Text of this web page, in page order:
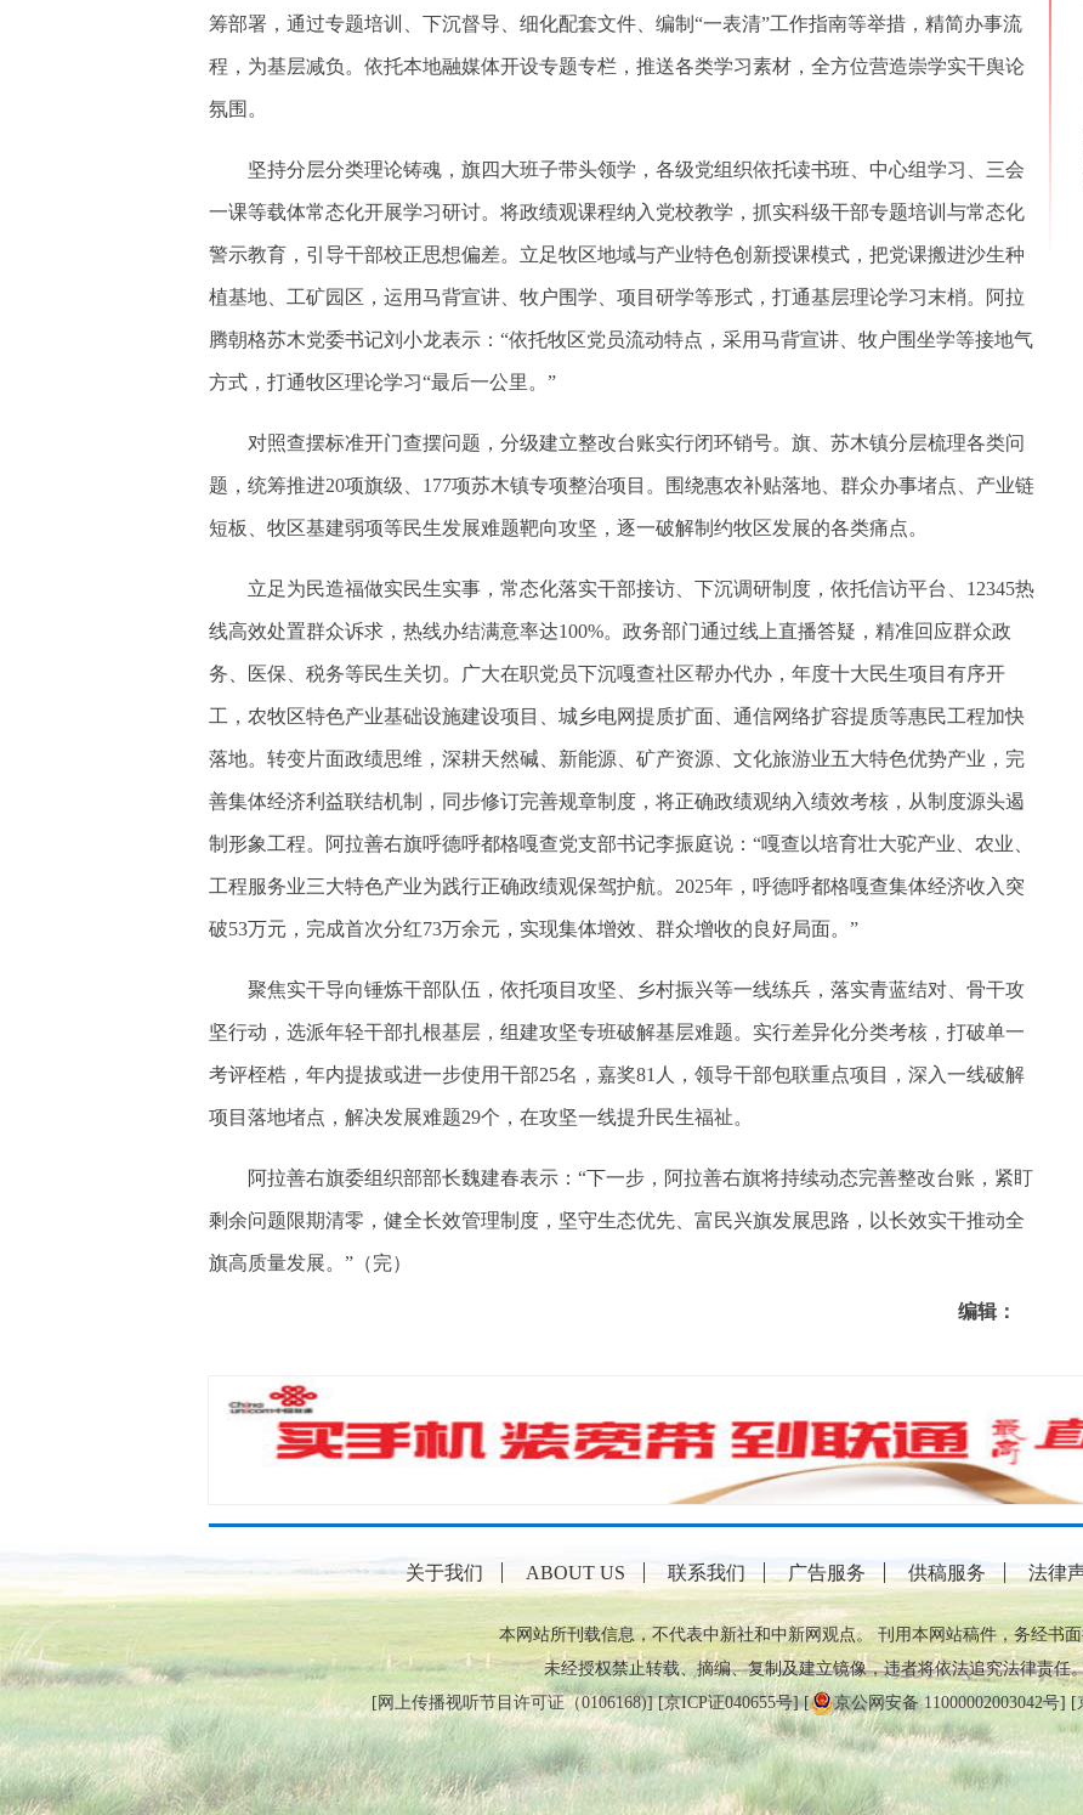
筹部署，通过专题培训、下沉督导、细化配套文件、编制“一表清”工作指南等举措，精简办事流
程，为基层减负。依托本地融媒体开设专题专栏，推送各类学习素材，全方位营造崇学实干舆论
氛围。
坚持分层分类理论铸魂，旗四大班子带头领学，各级党组织依托读书班、中心组学习、三会
一课等载体常态化开展学习研讨。将政绩观课程纳入党校教学，抓实科级干部专题培训与常态化
警示教育，引导干部校正思想偏差。立足牧区地域与产业特色创新授课模式，把党课搬进沙生种
植基地、工矿园区，运用马背宣讲、牧户围学、项目研学等形式，打通基层理论学习末梢。阿拉
腾朝格苏木党委书记刘小龙表示：“依托牧区党员流动特点，采用马背宣讲、牧户围坐学等接地气
方式，打通牧区理论学习“最后一公里。”
对照查摆标准开门查摆问题，分级建立整改台账实行闭环销号。旗、苏木镇分层梳理各类问
题，统筹推进20项旗级、177项苏木镇专项整治项目。围绕惠农补贴落地、群众办事堵点、产业链
短板、牧区基建弱项等民生发展难题靶向攻坚，逐一破解制约牧区发展的各类痛点。
立足为民造福做实民生实事，常态化落实干部接访、下沉调研制度，依托信访平台、12345热
线高效处置群众诉求，热线办结满意率达100%。政务部门通过线上直播答疑，精准回应群众政
务、医保、税务等民生关切。广大在职党员下沉嘎查社区帮办代办，年度十大民生项目有序开
工，农牧区特色产业基础设施建设项目、城乡电网提质扩面、通信网络扩容提质等惠民工程加快
落地。转变片面政绩思维，深耕天然碱、新能源、矿产资源、文化旅游业五大特色优势产业，完
善集体经济利益联结机制，同步修订完善规章制度，将正确政绩观纳入绩效考核，从制度源头遏
制形象工程。阿拉善右旗呼德呼都格嘎查党支部书记李振庭说：“嘎查以培育壮大驼产业、农业、
工程服务业三大特色产业为践行正确政绩观保驾护航。2025年，呼德呼都格嘎查集体经济收入突
破53万元，完成首次分红73万余元，实现集体增效、群众增收的良好局面。”
聚焦实干导向锤炼干部队伍，依托项目攻坚、乡村振兴等一线练兵，落实青蓝结对、骨干攻
坚行动，选派年轻干部扎根基层，组建攻坚专班破解基层难题。实行差异化分类考核，打破单一
考评桎梏，年内提拔或进一步使用干部25名，嘉奖81人，领导干部包联重点项目，深入一线破解
项目落地堵点，解决发展难题29个，在攻坚一线提升民生福祉。
阿拉善右旗委组织部部长魏建春表示：“下一步，阿拉善右旗将持续动态完善整改台账，紧盯
剩余问题限期清零，健全长效管理制度，坚守生态优先、富民兴旗发展思路，以长效实干推动全
旗高质量发展。”（完）
编辑：
关于我们 ABOUT US 联系我们 广告服务 供稿服务 法律
本网站所刊载信息，不代表中新社和中新网观点。 刊用本网站稿件，务经书面
未经授权禁止转载、摘编、复制及建立镜像，违者将依法追究法律责任
[ 网上传播视听节目许可证（0106168)] [京ICP证040655号] [ 京公网安备 11000002003042号] [